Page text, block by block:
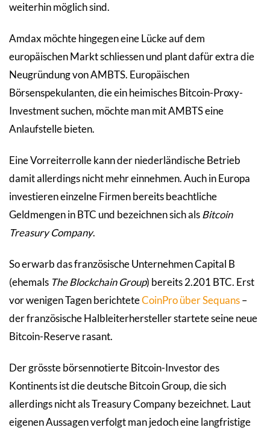
weiterhin möglich sind.
Amdax möchte hingegen eine Lücke auf dem
europäischen Markt schliessen und plant dafür extra die
Neugründung von AMBTS. Europäischen
Börsenspekulanten, die ein heimisches Bitcoin-Proxy-
Investment suchen, möchte man mit AMBTS eine
Anlaufstelle bieten.
Eine Vorreiterrolle kann der niederländische Betrieb
damit allerdings nicht mehr einnehmen. Auch in Europa
investieren einzelne Firmen bereits beachtliche
Geldmengen in BTC und bezeichnen sich alsBitcoin
Treasury Company.
So erwarb das französische Unternehmen Capital B
(ehemals The Blockchain Group) bereits 2.201 BTC. Erst
vor wenigen Tagen berichteteCoinPro über Sequans–
der französische Halbleiterhersteller startete seine neue
Bitcoin-Reserve rasant.
Der grösste börsennotierte Bitcoin-Investor des
Kontinents ist die deutsche Bitcoin Group, die sich
allerdings nicht als Treasury Company bezeichnet. Laut
eigenen Aussagen verfolgt man jedoch eine langfristige